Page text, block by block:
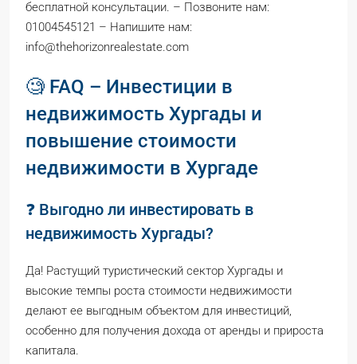
бесплатной консультации. – Позвоните нам:
01004545121 – Напишите нам:
info@thehorizonrealestate.com
🧐 FAQ – Инвестиции в
недвижимость Хургады и
повышение стоимости
недвижимости в Хургаде
❓ Выгодно ли инвестировать в
недвижимость Хургады?
Да! Растущий туристический сектор Хургады и
высокие темпы роста стоимости недвижимости
делают ее выгодным объектом для инвестиций,
особенно для получения дохода от аренды и прироста
капитала.